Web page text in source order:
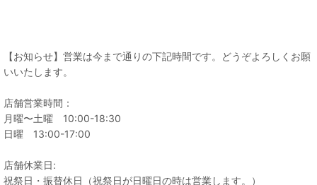
【お知らせ】営業は今まで通りの下記時間です。どうぞよろしくお願
いいたします。
店舗営業時間：
月曜〜土曜 10:00-18:30
日曜 13:00-17:00
店舗休業日:
祝祭日・振替休日（祝祭日が日曜日の時は営業します。）